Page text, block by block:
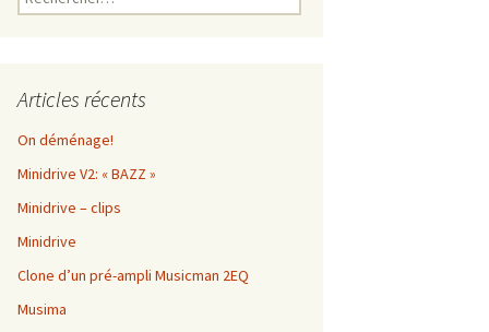
Articles récents
On déménage!
Minidrive V2: « BAZZ »
Minidrive – clips
Minidrive
Clone d’un pré-ampli Musicman 2EQ
Musima